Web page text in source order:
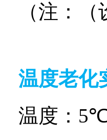
（注：
温度老化
温度： 5℃